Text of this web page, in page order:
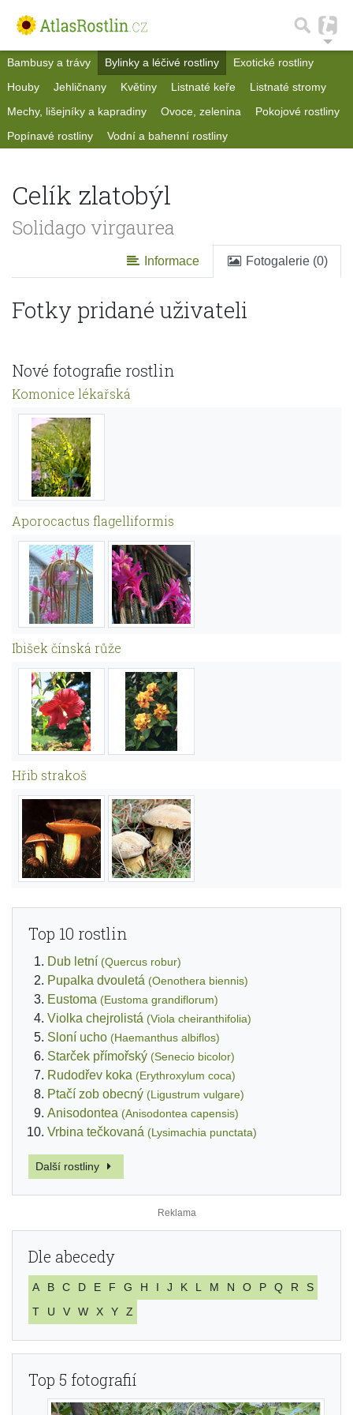
Bambusy a trávy Bylinky a léčivé rostliny
Exotické rostliny
Houby
Jehličnany Květiny Listnaté keře
Listnaté stromy
Mechy, lišejníky a kapradiny
Ovoce, zelenina
Pokojové rostliny
Popínavé rostliny
Vodní a bahenní rostliny
Celík zlatobýl
Solidago virgaurea
Informace Fotogalerie (0)
Fotky pridané uživateli
Nové fotografie rostlin
Komonice lékařská
Aporocactus flagelliformis
Ibišek čínská růže
Hřib strakoš
Top 10 rostlin
Dub letní (Quercus robur)
Pupalka dvouletá (Oenothera biennis)
Eustoma (Eustoma grandiflorum)
Violka chejrolistá (Viola cheiranthifolia)
Sloní ucho (Haemanthus albiflos)
Starček přímořský (Senecio bicolor)
Rudodřev koka (Erythroxylum coca)
Ptačí zob obecný (Ligustrum vulgare)
Anisodontea (Anisodontea capensis)
Vrbina tečkovaná (Lysimachia punctata)
Další rostliny
Dle abecedy
A B C D E F G H I J K L M N O P Q R
S
T
U V W X Y Z
Top 5 fotografií